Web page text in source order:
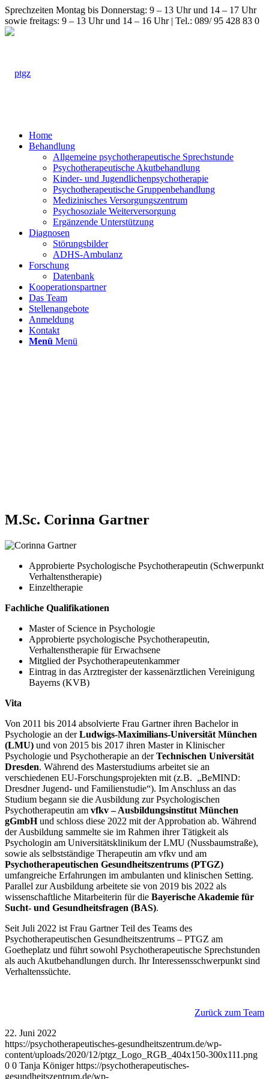
Sprechzeiten Montag bis Donnerstag: 9 – 13 Uhr und 14 – 17 Uhr
sowie freitags: 9 – 13 Uhr und 14 – 16 Uhr | Tel.: 089/ 95 428 83 0
Home
Behandlung
Allgemeine psychotherapeutische Sprechstunde
Psychotherapeutische Akutbehandlung
Kinder- und Jugendlichenpsychotherapie
Psychotherapeutische Gruppenbehandlung
Medizinisches Versorgungszentrum
Psychosoziale Weiterversorgung
Ergänzende Unterstützung
Diagnosen
Störungsbilder
ADHS-Ambulanz
Forschung
Datenbank
Kooperationspartner
Das Team
Stellenangebote
Anmeldung
Kontakt
Menü Menü
M.Sc. Corinna Gartner
Approbierte Psychologische Psychotherapeutin (Schwerpunkt
Verhaltenstherapie)
Einzeltherapie
Fachliche Qualifikationen
Master of Science in Psychologie
Approbierte psychologische Psychotherapeutin,
Verhaltenstherapie für Erwachsene
Mitglied der Psychotherapeutenkammer
Eintrag in das Arztregister der kassenärztlichen Vereinigung
Bayerns (KVB)
Vita
Von 2011 bis 2014 absolvierte Frau Gartner ihren Bachelor in
Psychologie an derLudwigs-Maximilians-Universität München
(LMU) und von 2015 bis 2017 ihren Master in Klinischer
Psychologie und Psychotherapie an derTechnischen Universität
Dresden. Während des Masterstudiums arbeitet sie an
verschiedenen EU-Forschungsprojekten mit (z.B. „BeMIND:
Dresdner Jugend- und Familienstudie“). Im Anschluss an das
Studium begann sie die Ausbildung zur Psychologischen
Psychotherapeutin am vfkv – Ausbildungsinstitut München
gGmbHund schloss diese 2022 mit der Approbation ab. Während
der Ausbildung sammelte sie im Rahmen ihrer Tätigkeit als
Psychologin am Universitätsklinikum der LMU (Nussbaumstraße),
sowie als selbstständige Therapeutin am vfkv und am
Psychotherapeutischen Gesundheitszentrums (PTGZ)
umfangreiche Erfahrungen im ambulanten und klinischen Setting.
Parallel zur Ausbildung arbeitete sie von 2019 bis 2022 als
wissenschaftliche Mitarbeiterin für die Bayerische Akademie für
Sucht- und Gesundheitsfragen (BAS).
Seit Juli 2022 ist Frau Gartner Teil des Teams des
Psychotherapeutischen Gesundheitszentrums – PTGZ am
Goetheplatz und führt sowohl Psychotherapeutische Sprechstunden
als auch Akutbehandlungen durch. Ihr Interessensschwerpunkt sind
Verhaltenssüchte.
Zurück zum Team
22. Juni 2022
https://psychotherapeutisches-gesundheitszentrum.de/wp-
content/uploads/2020/12/ptgz_Logo_RGB_404x150-300x111.png
0 0 Tanja Königer https://psychotherapeutisches-
gesundheitszentrum.de/wp-